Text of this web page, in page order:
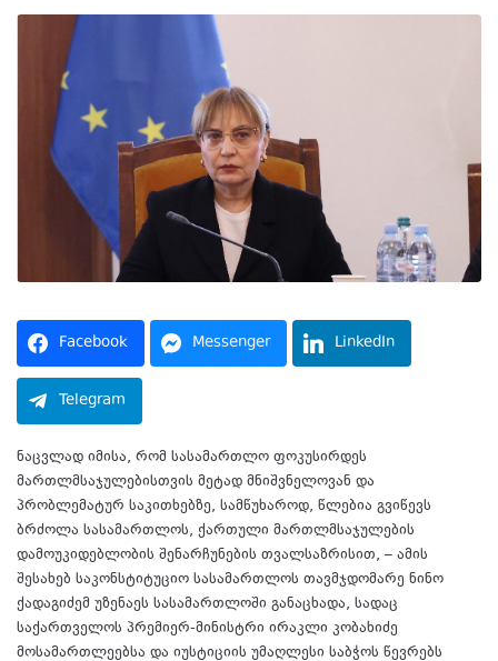
Facebook Messenger LinkedIn
Telegram
ნაცვლად იმისა, რომ სასამართლო ფოკუსირდეს
მართლმსაჯულებისთვის მეტად მნიშვნელოვან და
პრობლემატურ საკითხებზე, სამწუხაროდ, წლებია გვიწევს
ბრძოლა სასამართლოს, ქართული მართლმსაჯულების
დამოუკიდებლობის შენარჩუნების თვალსაზრისით, – ამის
შესახებ საკონსტიტუციო სასამართლოს თავმჯდომარე ნინო
ქადაგიძემ უზენაეს სასამართლოში განაცხადა, სადაც
საქართველოს პრემიერ-მინისტრი ირაკლი კობახიძე
მოსამართლეებსა და იუსტიციის უმაღლესი საბჭოს წევრებს